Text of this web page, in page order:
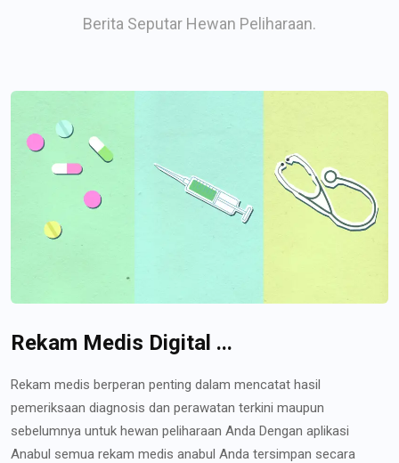
Berita Seputar Hewan Peliharaan.
Rekam Medis Digital ...
Rekam medis berperan penting dalam mencatat hasil
pemeriksaan diagnosis dan perawatan terkini maupun
sebelumnya untuk hewan peliharaan Anda Dengan aplikasi
Anabul semua rekam medis anabul Anda tersimpan secara